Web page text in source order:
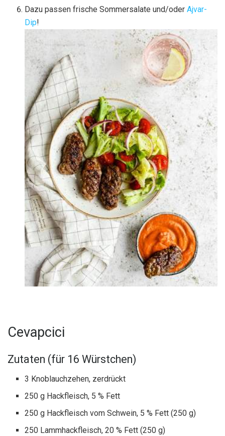
Dazu passen frische Sommersalate und/oderAjvar-
Dip!
Cevapcici
Zutaten (für 16 Würstchen)
3 Knoblauchzehen, zerdrückt
250 g Hackfleisch, 5 % Fett
250 g Hackfleisch vom Schwein, 5 % Fett (250 g)
250 Lammhackfleisch, 20 % Fett (250 g)